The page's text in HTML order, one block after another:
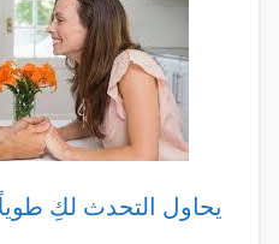
يحاول التحدث لكِ